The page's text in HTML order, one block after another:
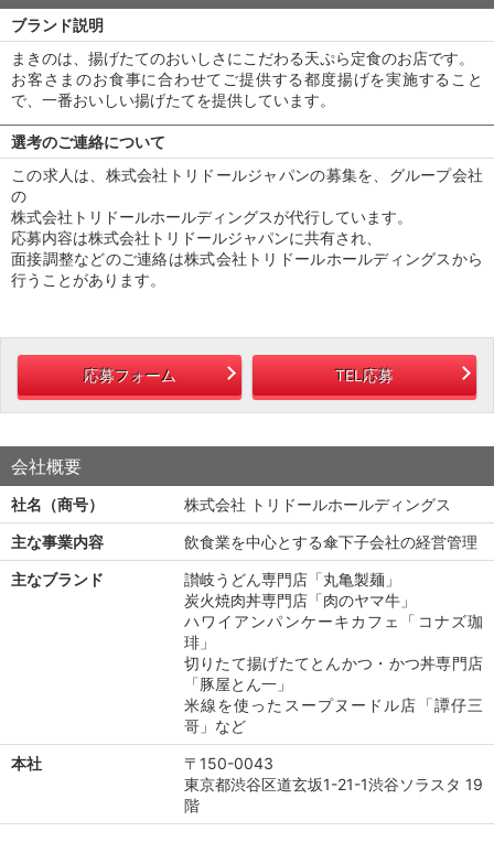
ブランド説明
まきのは、揚げたてのおいしさにこだわる天ぷら定食のお店です。
お客さまのお食事に合わせてご提供する都度揚げを実施すること
で、一番おいしい揚げたてを提供しています。
選考のご連絡について
この求人は、株式会社トリドールジャパンの募集を、グループ会社
の
株式会社トリドールホールディングスが代行しています。
応募内容は株式会社トリドールジャパンに共有され、
面接調整などのご連絡は株式会社トリドールホールディングスから
行うことがあります。
応募フォーム TEL応募
会社概要
社名（商号）
株式会社 トリドールホールディングス
主な事業内容
飲食業を中心とする傘下子会社の経営管理
主なブランド
讃岐うどん専門店「丸亀製麺」
炭火焼肉丼専門店「肉のヤマ牛」
ハワイアンパンケーキカフェ「コナズ珈
琲」
切りたて揚げたてとんかつ・かつ丼専門店
「豚屋とん一」
米線を使ったスープヌードル店「譚仔三
哥」など
本社
〒150-0043
東京都渋谷区道玄坂1-21-1渋谷ソラスタ 19
階